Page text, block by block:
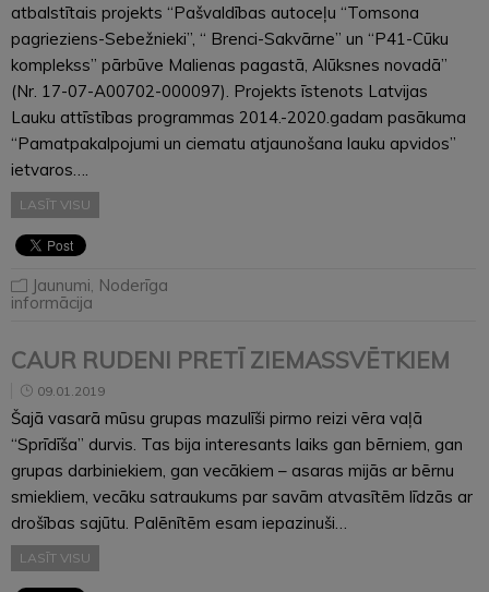
atbalstītais projekts “Pašvaldības autoceļu “Tomsona
pagrieziens-Sebežnieki”, “ Brenci-Sakvārne” un “P41-Cūku
komplekss” pārbūve Malienas pagastā, Alūksnes novadā”
(Nr. 17-07-A00702-000097). Projekts īstenots Latvijas
Lauku attīstības programmas 2014.-2020.gadam pasākuma
“Pamatpakalpojumi un ciematu atjaunošana lauku apvidos”
ietvaros….
LASĪT VISU
Jaunumi Noderīga
informācija
CAUR RUDENI PRETĪ ZIEMASSVĒTKIEM
09.01.2019
Šajā vasarā mūsu grupas mazulīši pirmo reizi vēra vaļā
“Sprīdīša” durvis. Tas bija interesants laiks gan bērniem, gan
grupas darbiniekiem, gan vecākiem – asaras mijās ar bērnu
smiekliem, vecāku satraukums par savām atvasītēm līdzās ar
drošības sajūtu. Palēnītēm esam iepazinuši…
LASĪT VISU